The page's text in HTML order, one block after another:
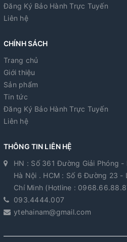
Đăng Ký Bảo Hành Trực Tuyến
Liên hệ
CHÍNH SÁCH
Trang chủ
Giới thiệu
Sản phẩm
Tin tức
Đăng Ký Bảo Hành Trực Tuyến
Liên hệ
THÔNG TIN LIÊN HỆ
HN : Số 361 Đường Giải Phóng
Hà Nội . HCM : Số 6 Đường 23
Chí Minh (Hotline :
093.4444.007
ytehainam@gmail.com